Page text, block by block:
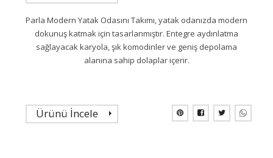
Parla Modern Yatak Odasını Takımı, yatak odanızda modern
dokunuş katmak için tasarlanmıştır. Entegre aydınlatma
sağlayacak karyola, şık komodinler ve geniş depolama
alanına sahip dolaplar içerir.
Ürünü İncele